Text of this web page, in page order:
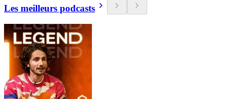
Les meilleurs podcasts